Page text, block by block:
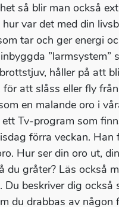
så blir man också
var det med din
tar och ger energi
”larmsystem”
håller på att
att slåss eller fly
en malande oro i
Tv-program som
förra veckan.
Hur ser din oro ut,
gråter? Läs också
beskriver dig också
du drabbas av någon